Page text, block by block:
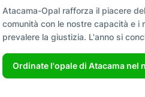
Atacama-Opal rafforza il piacere
comunità con le nostre capacità e i
prevalere la giustizia. L'anno si
Ordinate l'opale di Atacama